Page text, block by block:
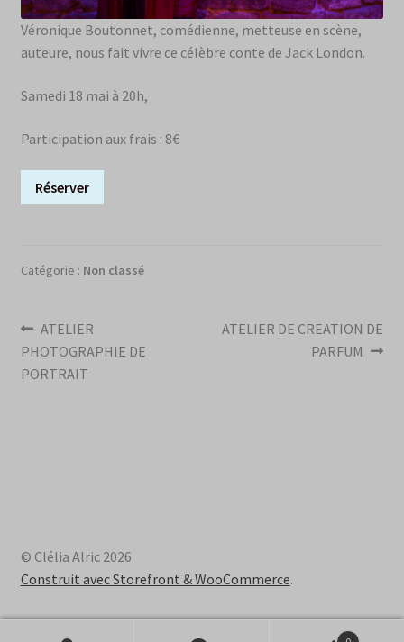
Véronique Boutonnet, comédienne, metteuse en scène,
auteure, nous fait vivre ce célèbre conte de Jack London.
Samedi 18 mai à 20h,
Participation aux frais : 8€
Réserver
Catégorie : Non classé
Navigation
de
Article
précédent :
ATELIER
PHOTOGRAPHIE DE
PORTRAIT
Article
ATELIER DE CREATION DE
PARFUM
© Clélia Alric 2026
Construit avec Storefront & WooCommerce.